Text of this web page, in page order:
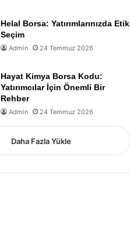
Helal Borsa: Yatırımlarınızda Etik
Seçim
Admin 24 Temmuz 2026
Hayat Kimya Borsa Kodu:
Yatırımcılar İçin Önemli Bir
Rehber
Admin 24 Temmuz 2026
Daha Fazla Yükle